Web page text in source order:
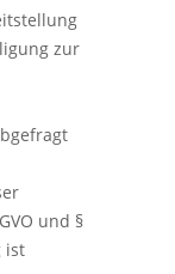
zur
und §
ist